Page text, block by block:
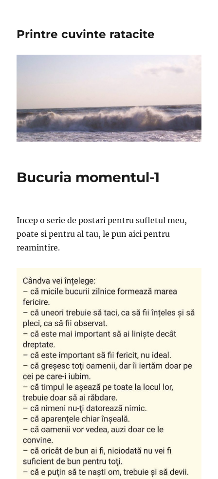
Printre cuvinte ratacite
Bucuria momentul-1
Incep o serie de postari pentru sufletul meu,
poate si pentru al tau, le pun aici pentru
reamintire.